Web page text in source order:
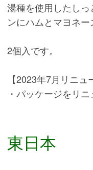
湯種を使用したし
ンにハムとマヨネー
2個入です。
【2023年7月リニュ
・パッケージをリニ
東日本